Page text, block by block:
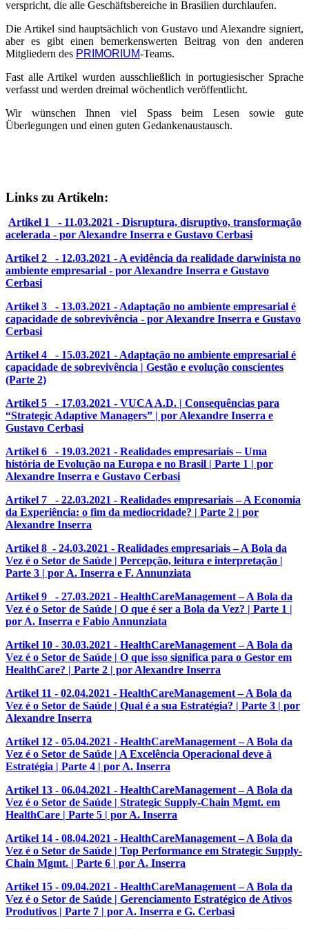
verspricht, die alle Geschäftsbereiche in Brasilien durchlaufen.
Die Artikel sind hauptsächlich von Gustavo und Alexandre signiert,
aber es gibt einen bemerkenswerten Beitrag von den anderen
Mitgliedern des PRIMORIUM-Teams.
Fast alle Artikel wurden ausschließlich in portugiesischer Sprache
verfasst und werden dreimal wöchentlich veröffentlicht.
Wir wünschen Ihnen viel Spass beim Lesen sowie gute
Überlegungen und einen guten Gedankenaustausch.
Links zu Artikeln:
Artikel 1 - 11.03.2021 - Disruptura, disruptivo, transformação
acelerada - por Alexandre Inserra e Gustavo Cerbasi
Artikel 2 - 12.03.2021 - A evidência da realidade darwinista no
ambiente empresarial - por Alexandre Inserra e Gustavo
Cerbasi
Artikel 3 - 13.03.2021 - Adaptação no ambiente empresarial é
capacidade de sobrevivência - por Alexandre Inserra e Gustavo
Cerbasi
Artikel 4 - 15.03.2021 - Adaptação no ambiente empresarial é
capacidade de sobrevivência | Gestão e evolução conscientes
(Parte 2)
Artikel 5 - 17.03.2021 - VUCA A.D. | Consequências para
“Strategic Adaptive Managers” | por Alexandre Inserra e
Gustavo Cerbasi
Artikel 6 - 19.03.2021 - Realidades empresariais–Uma
história de Evolução na Europa e no Brasil | Parte 1 | por
Alexandre Inserra e Gustavo Cerbasi
Artikel 7 - 22.03.2021 - Realidades empresariais–A Economia
da Experiência: o fim da mediocridade? | Parte 2 | por
Alexandre Inserra
Artikel 8 - 24.03.2021 - Realidades empresariais–A Bola da
Vez é o Setor de Saúde | Percepção, leitura e interpretação |
Parte 3 | por A. Inserra e F. Annunziata
Artikel 9 - 27.03.2021 - HealthCareManagement – A Bola da
Vez é o Setor de Saúde | O que é ser a Bola da Vez? | Parte 1 |
por A. Inserra e Fabio Annunziata
Artikel 10 - 30.03.2021 - HealthCareManagement – A Bola da
Vez é o Setor de Saúde | O que isso significa para o Gestor em
HealthCare? | Parte 2 | por Alexandre Inserra
Artikel 11 - 02.04.2021 - HealthCareManagement – A Bola da
Vez é o Setor de Saúde | Qual é a sua Estratégia? | Parte 3 | por
Alexandre Inserra
Artikel 12 - 05.04.2021 - HealthCareManagement – A Bola da
Vez é o Setor de Saúde | A Excelência Operacional deve à
Estratégia | Parte 4 | por A. Inserra
Artikel 13 - 06.04.2021 - HealthCareManagement – A Bola da
Vez é o Setor de Saúde | Strategic Supply-Chain Mgmt. em
HealthCare | Parte 5 | por A. Inserra
Artikel 14 - 08.04.2021 - HealthCareManagement – A Bola da
Vez é o Setor de Saúde | Top Performance em Strategic Supply-
Chain Mgmt. | Parte 6 | por A. Inserra
Artikel 15 - 09.04.2021 - HealthCareManagement – A Bola da
Vez é o Setor de Saúde | Gerenciamento Estratégico de Ativos
Produtivos | Parte 7 | por A. Inserra e G. Cerbasi